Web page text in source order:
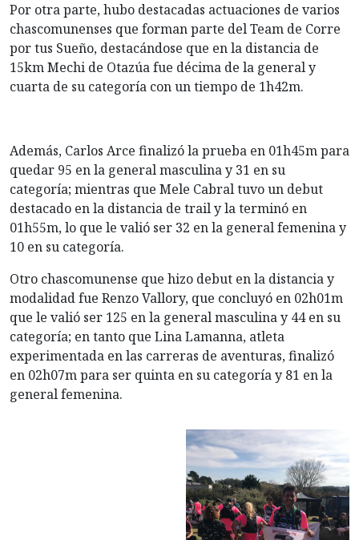
Por otra parte, hubo destacadas actuaciones de varios
chascomunenses que forman parte del Team de Corre
por tus Sueño, destacándose que en la distancia de
15km Mechi de Otazúa fue décima de la general y
cuarta de su categoría con un tiempo de 1h42m.
Además, Carlos Arce finalizó la prueba en 01h45m para
quedar 95 en la general masculina y 31 en su
categoría; mientras que Mele Cabral tuvo un debut
destacado en la distancia de trail y la terminó en
01h55m, lo que le valió ser 32 en la general femenina y
10 en su categoría.
Otro chascomunense que hizo debut en la distancia y
modalidad fue Renzo Vallory, que concluyó en 02h01m
que le valió ser 125 en la general masculina y 44 en su
categoría; en tanto que Lina Lamanna, atleta
experimentada en las carreras de aventuras, finalizó
en 02h07m para ser quinta en su categoría y 81 en la
general femenina.